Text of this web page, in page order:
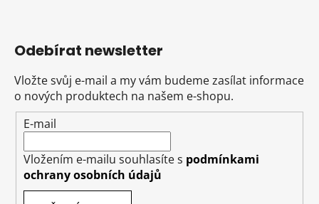
Odebírat newsletter
Vložte svůj e-mail a my vám budeme zasílat informace
o nových produktech na našem e-shopu.
E-mail
Vložením e-mailu souhlasíte s podmínkami
ochrany osobních údajů